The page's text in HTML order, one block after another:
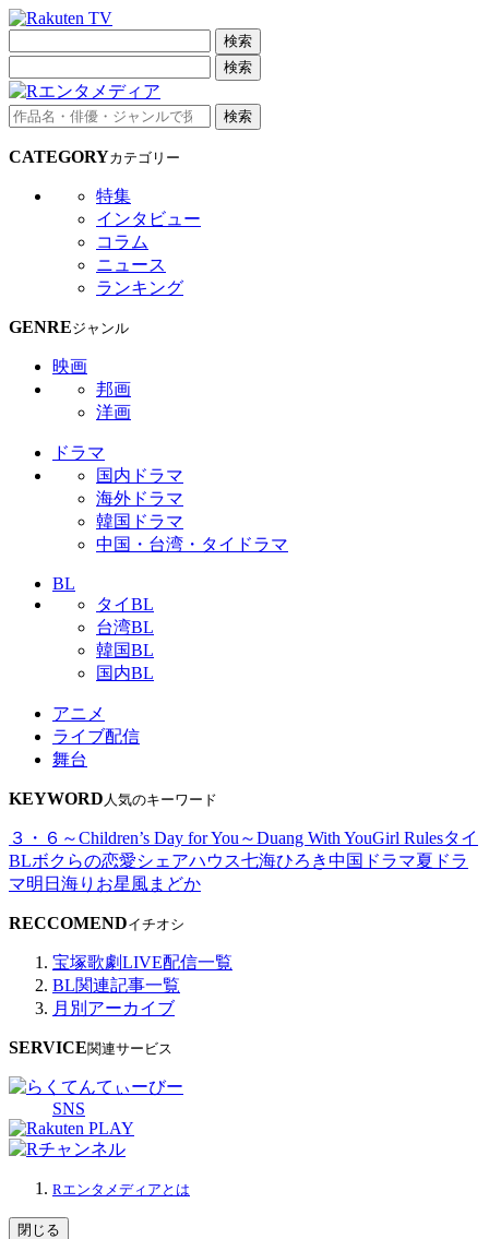
検索
検索
検索
CATEGORYカテゴリー
特集
インタビュー
コラム
ニュース
ランキング
GENREジャンル
映画
邦画
洋画
ドラマ
国内ドラマ
海外ドラマ
韓国ドラマ
中国・台湾・タイドラマ
BL
タイBL
台湾BL
韓国BL
国内BL
アニメ
ライブ配信
舞台
KEYWORD 人気のキーワード
３・６～Children’s Day for You～Duang With YouGirl Rulesタイ
BLボクらの恋愛シェアハウス七海ひろき中国ドラマ夏ドラ
マ明日海りお星風まどか
RECCOMENDイチオシ
宝塚歌劇LIVE配信一覧
BL関連記事一覧
月別アーカイブ
SERVICE関連サービス
SNS
Rエンタメディアとは
閉じる